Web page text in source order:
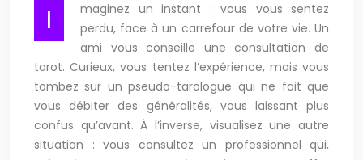
I
maginez un instant : vous vous sentez
perdu, face à un carrefour de votre vie. Un
ami vous conseille une consultation de
tarot. Curieux, vous tentez l’expérience, mais vous
tombez sur un pseudo-tarologue qui ne fait que
vous débiter des généralités, vous laissant plus
confus qu’avant. À l’inverse, visualisez une autre
situation : vous consultez un professionnel qui,